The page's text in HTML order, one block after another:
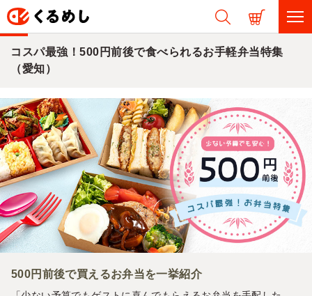
コスパ最強！500円前後で食べられるお手軽弁当特集
（愛知）
500円前後で買えるお弁当を一挙紹介